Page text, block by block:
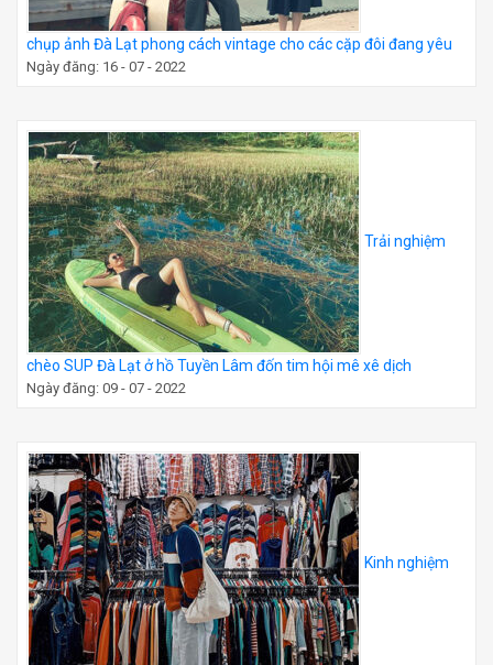
chụp ảnh Đà Lạt phong cách vintage cho các cặp đôi đang yêu
Ngày đăng: 16 - 07 - 2022
Trải nghiệm
chèo SUP Đà Lạt ở hồ Tuyền Lâm đốn tim hội mê xê dịch
Ngày đăng: 09 - 07 - 2022
Kinh nghiệm